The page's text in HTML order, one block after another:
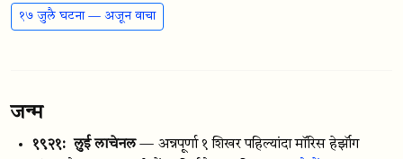
१७ जुलै घटना — अजून वाचा
जन्म
१९२१: लुई लाचेनल — अन्नपूर्णा १ शिखर पहिल्यांदा मॉरिस हेर्झॉग